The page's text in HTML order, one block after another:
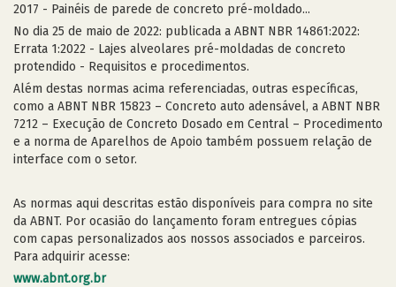
2017 - Painéis de parede de concreto pré-moldado...
No dia 25 de maio de 2022: publicada a ABNT NBR 14861:2022:
Errata 1:2022 - Lajes alveolares pré-moldadas de concreto
protendido - Requisitos e procedimentos.
Além destas normas acima referenciadas, outras específicas,
como a ABNT NBR 15823 – Concreto auto adensável, a ABNT NBR
7212 – Execução de Concreto Dosado em Central – Procedimento
e a norma de Aparelhos de Apoio também possuem relação de
interface com o setor.
As normas aqui descritas estão disponíveis para compra no site
da ABNT. Por ocasião do lançamento foram entregues cópias
com capas personalizados aos nossos associados e parceiros.
Para adquirir acesse:
www.abnt.org.br